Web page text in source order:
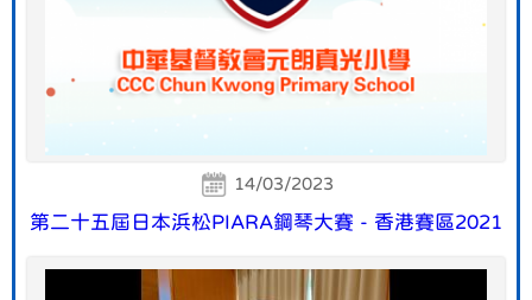
14/03/2023
第二十五屆日本浜松PIARA鋼琴大賽 - 香港賽區2021